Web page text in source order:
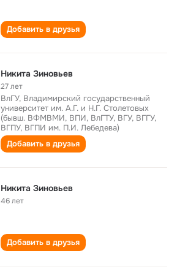
Добавить в друзья
Никита Зиновьев
27 лет
ВлГУ, Владимирский государственный
университет им. А.Г. и Н.Г. Столетовых
(бывш. ВФМВМИ, ВПИ, ВлГТУ, ВГУ, ВГГУ,
ВГПУ, ВГПИ им. П.И. Лебедева)
Добавить в друзья
Никита Зиновьев
46 лет
Добавить в друзья